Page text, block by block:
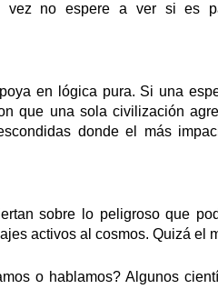
no espere a ver si es
en lógica pura. Si una
que una sola civilización
donde el más
sobre lo peligroso que
activos al cosmos. Quizá el
o hablamos? Algunos